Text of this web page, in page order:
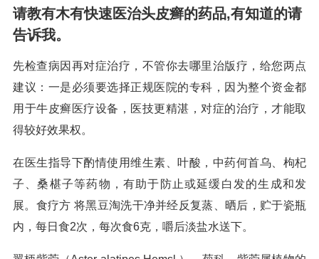
请教有木有快速医治头皮癣的药品,有知道的请
告诉我。
先检查病因再对症治疗，不管你去哪里治版疗，给您两点
建议：一是必须要选择正规医院的专科，因为整个资金都
用于牛皮癣医疗设备，医技更精湛，对症的治疗，才能取
得较好效果权。
在医生指导下酌情使用维生素、叶酸，中药何首乌、枸杞
子、桑椹子等药物，有助于防止或延缓白发的生成和发
展。食疗方 将黑豆淘洗干净并经反复蒸、晒后，贮于瓷瓶
内，每日食2次，每次食6克，嚼后淡盐水送下。